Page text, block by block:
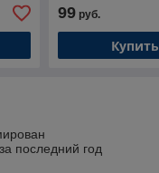
99руб.
Купить
последний год